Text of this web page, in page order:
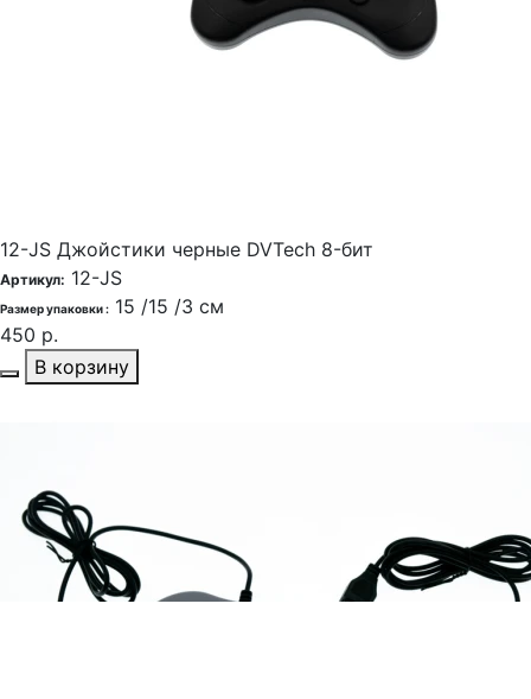
12-JS Джойстики черные DVTech 8-бит
Артикул: 12-JS
Размер упаковки : 15 /15 /3 см
450 р.
В корзину